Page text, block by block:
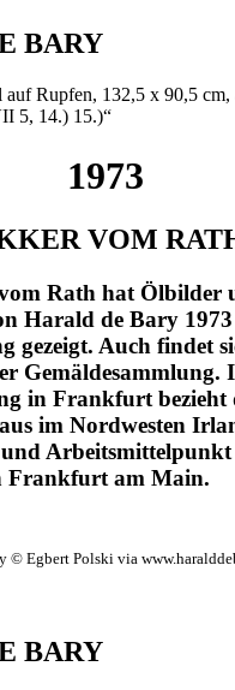
BARY
auf Rupfen, 132,5 x 90,5
5, 14.) 15.)“
1973
VOM
Rath hat Ölbilder
Harald de Bary
gezeigt. Auch findet
Gemäldesammlung.
in Frankfurt
im Nordwesten
und
Frankfurt am Main.
© Egbert Polski via
BARY